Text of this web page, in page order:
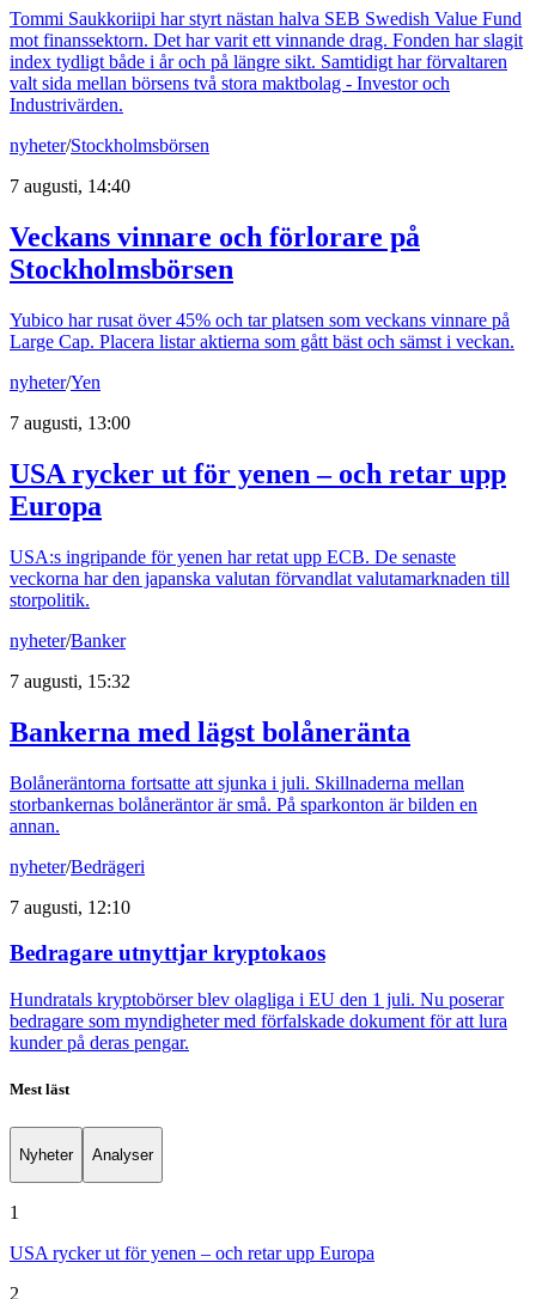
Tommi Saukkoriipi har styrt nästan halva SEB Swedish Value Fund
mot finanssektorn. Det har varit ett vinnande drag. Fonden har slagit
index tydligt både i år och på längre sikt. Samtidigt har förvaltaren
valt sida mellan börsens två stora maktbolag - Investor och
Industrivärden.
nyheter/Stockholmsbörsen
7 augusti, 14:40
Veckans vinnare och förlorare på
Stockholmsbörsen
Yubico har rusat över 45% och tar platsen som veckans vinnare på
Large Cap. Placera listar aktierna som gått bäst och sämst i veckan.
nyheter/Yen
7 augusti, 13:00
USA rycker ut för yenen – och retar upp
Europa
USA:s ingripande för yenen har retat upp ECB. De senaste
veckorna har den japanska valutan förvandlat valutamarknaden till
storpolitik.
nyheter/Banker
7 augusti, 15:32
Bankerna med lägst bolåneränta
Bolåneräntorna fortsatte att sjunka i juli. Skillnaderna mellan
storbankernas bolåneräntor är små. På sparkonton är bilden en
annan.
nyheter/Bedrägeri
7 augusti, 12:10
Bedragare utnyttjar kryptokaos
Hundratals kryptobörser blev olagliga i EU den 1 juli. Nu poserar
bedragare som myndigheter med förfalskade dokument för att lura
kunder på deras pengar.
Mest läst
Nyheter Analyser
1
USA rycker ut för yenen – och retar upp Europa
2